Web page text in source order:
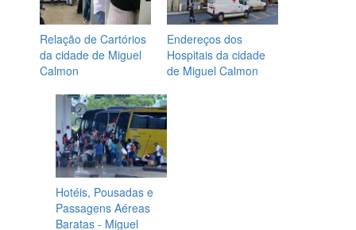
Relação de Cartórios
da cidade de Miguel
Calmon
Endereços dos
Hospitais da cidade
de Miguel Calmon
Hotéis, Pousadas e
Passagens Aéreas
Baratas - Miguel